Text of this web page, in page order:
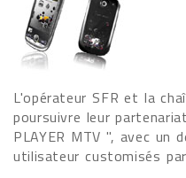
L'opérateur SFR et la
poursuivre leur
PLAYER MTV ", avec un
utilisateur customisés